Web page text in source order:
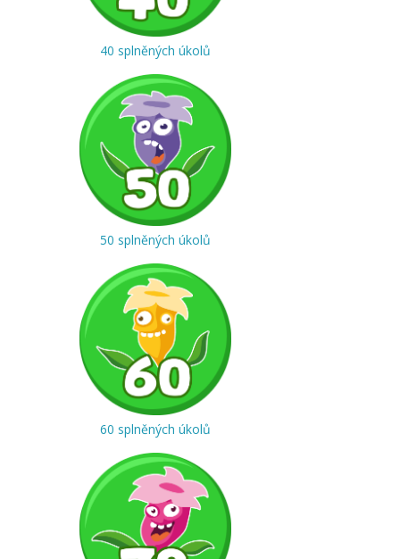
40 splněných úkolů
50 splněných úkolů
60 splněných úkolů